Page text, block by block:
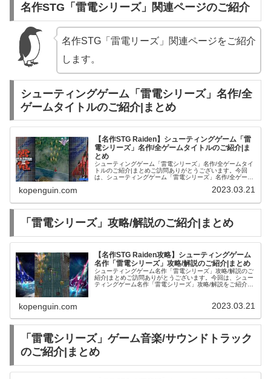
名作STG「雷電シリーズ」関連ページのご紹介
名作STG「雷電リーズ」関連ページをご紹介
します。
シューティングゲーム「雷電シリーズ」名作/全
ゲームタイトルのご紹介|まとめ
【名作STG Raiden】シューティングゲーム「雷
電シリーズ」名作/全ゲームタイトルのご紹介|ま
とめ
シューティングゲーム「雷電シリーズ」名作/全ゲームタイ
トルのご紹介|まとめご訪問ありがとうございます。今回
は、シューティングゲーム「雷電シリーズ」名作/全ゲーム
kopenguin.com 2023.03.21
「雷電シリーズ」攻略/解説のご紹介|まとめ
【名作STG Raiden攻略】シューティングゲーム
名作「雷電シリーズ」攻略/解説のご紹介|まとめ
シューティングゲーム名作「雷電シリーズ」攻略/解説のご
紹介|まとめご訪問ありがとうございます。今回は、シュー
ティングゲーム名作「雷電シリーズ」攻略/解説をご紹介し
kopenguin.com 2023.03.21
「雷電シリーズ」ゲーム音楽/サウンドトラック
のご紹介|まとめ